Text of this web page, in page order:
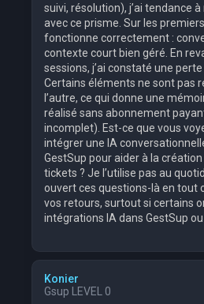
suivi, résolution), j’ai tendance
avec ce prisme. Sur les
fonctionne correctement :
contexte court bien géré. En
sessions, j’ai constaté une
Certains éléments ne sont pas
l’autre, ce qui donne une
réalisé sans abonnement
incomplet). Est-ce que vous
intégrer une IA
GestSup pour aider à la
tickets ? Je l’utilise pas au
ouvert ces questions-là en tout
vos retours, surtout si certains
intégrations IA dans GestSup
Konier
Gsup LEVEL 0